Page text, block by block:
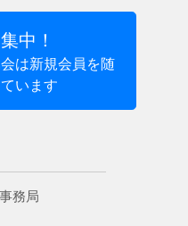
中！
は新規会員を随
います
務局